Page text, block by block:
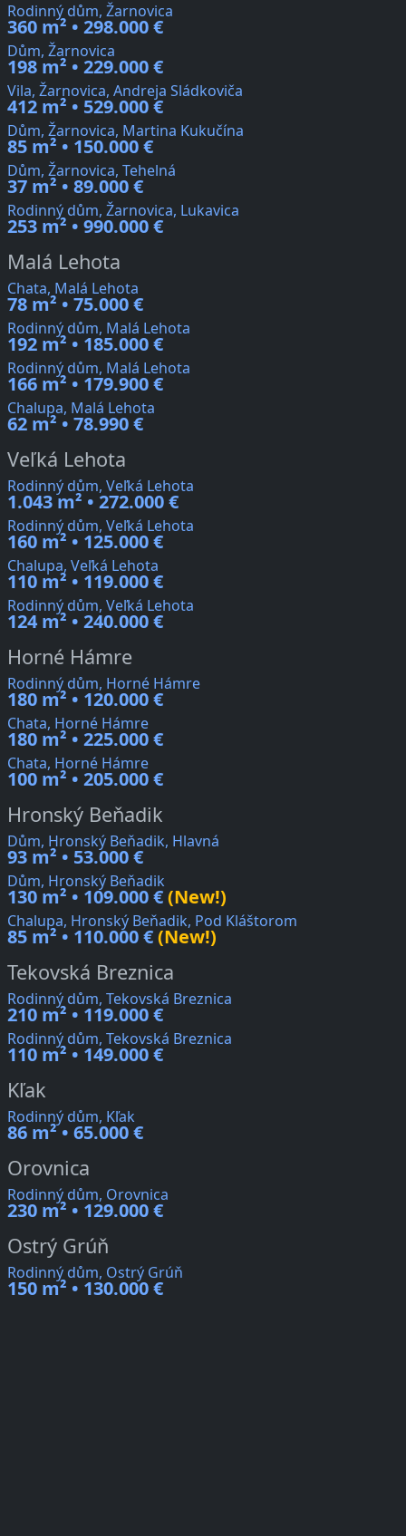
Rodinný dům, Žarnovica
360 m² • 298.000 €
Dům, Žarnovica
198 m² • 229.000 €
Vila, Žarnovica, Andreja Sládkoviča
412 m² • 529.000 €
Dům, Žarnovica, Martina Kukučína
85 m² • 150.000 €
Dům, Žarnovica, Tehelná
37 m² • 89.000 €
Rodinný dům, Žarnovica, Lukavica
253 m² • 990.000 €
Malá Lehota
Chata, Malá Lehota
78 m² • 75.000 €
Rodinný dům, Malá Lehota
192 m² • 185.000 €
Rodinný dům, Malá Lehota
166 m² • 179.900 €
Chalupa, Malá Lehota
62 m² • 78.990 €
Veľká Lehota
Rodinný dům, Veľká Lehota
1.043 m² • 272.000 €
Rodinný dům, Veľká Lehota
160 m² • 125.000 €
Chalupa, Veľká Lehota
110 m² • 119.000 €
Rodinný dům, Veľká Lehota
124 m² • 240.000 €
Horné Hámre
Rodinný dům, Horné Hámre
180 m² • 120.000 €
Chata, Horné Hámre
180 m² • 225.000 €
Chata, Horné Hámre
100 m² • 205.000 €
Hronský Beňadik
Dům, Hronský Beňadik, Hlavná
93 m² • 53.000 €
Dům, Hronský Beňadik
130 m² • 109.000 €(New!)
Chalupa, Hronský Beňadik, Pod Kláštorom
85 m² • 110.000 €(New!)
Tekovská Breznica
Rodinný dům, Tekovská Breznica
210 m² • 119.000 €
Rodinný dům, Tekovská Breznica
110 m² • 149.000 €
Kľak
Rodinný dům, Kľak
86 m² • 65.000 €
Orovnica
Rodinný dům, Orovnica
230 m² • 129.000 €
Ostrý Grúň
Rodinný dům, Ostrý Grúň
150 m² • 130.000 €